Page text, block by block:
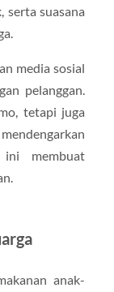
serta suasana
media sosial
pelanggan.
tetapi juga
ini membuat
anak-